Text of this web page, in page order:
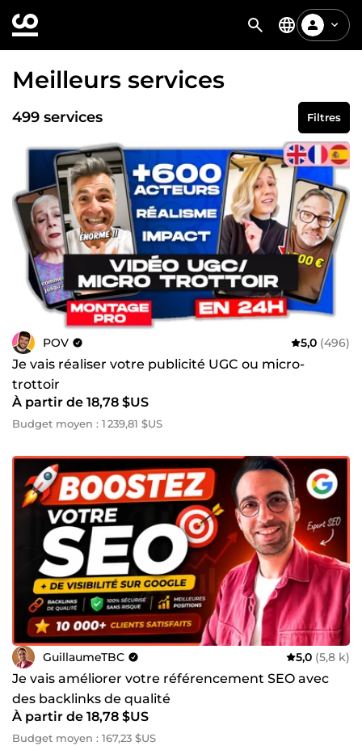
Meilleurs services
499 services Filtres
POV 5,0 (496)
Je vais réaliser votre publicité UGC ou micro-
trottoir
À partir de 18,78 $US
Budget moyen : 1 239,81 $US
GuillaumeTBC 5,0 (5,8 k)
Je vais améliorer votre référencement SEO avec
des backlinks de qualité
À partir de 18,78 $US
Budget moyen : 167,23 $US